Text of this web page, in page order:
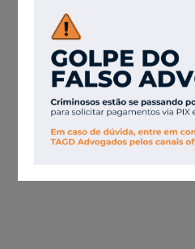
OUTROS
ARTIGOS